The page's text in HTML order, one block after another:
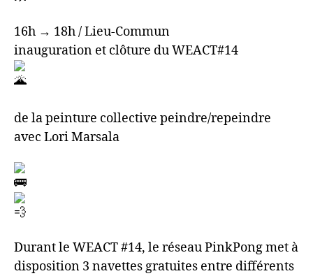
16h → 18h / Lieu-Commun
inauguration et clôture du WEACT#14
de la peinture collective peindre/repeindre
avec Lori Marsala
Durant le WEACT #14, le réseau PinkPong met à
disposition 3 navettes gratuites entre différents